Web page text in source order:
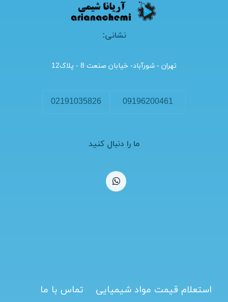
نشانی:
تهران - شورآباد- خیابان صنعت 8 - پلاک12
09196200461
02191035826
ما را دنبال کنید
استعلام قیمت مواد شیمیایی تماس با ما